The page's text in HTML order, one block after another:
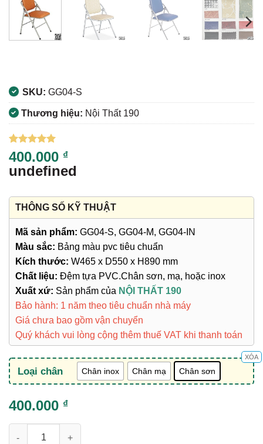
SKU: GG04-S
Thương hiệu: Nội Thất 190
5trên 5
dựa trên
4
đánh giá
400.000 ₫
undefined
THÔNG SỐ KỸ THUẬT
Mã sản phẩm: GG04-S, GG04-M, GG04-IN
Màu sắc: Bảng màu pvc tiêu chuẩn
Kích thước: W465 x D550 x H890 mm
Chất liệu: Đệm tựa PVC.Chân sơn, mạ, hoặc inox
Xuất xứ: Sản phẩm của NỘI THẤT 190
Bảo hành: 1 năm theo tiêu chuẩn nhà máy
Giá chưa bao gồm vận chuyển
Quý khách vui lòng cộng thêm thuế VAT khi thanh toán
Loại chân Chân inox Chân mạ Chân sơn
XÓA
400.000 ₫